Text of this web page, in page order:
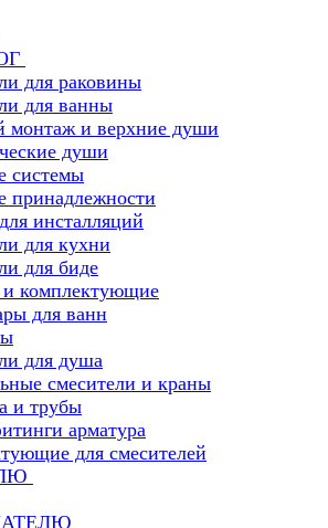
для раковины
для ванны
монтаж и верхние души
души
системы
принадлежности
инсталляций
для кухни
для биде
комплектующие
для ванн
для душа
смесители и краны
и трубы
арматура
для смесителей